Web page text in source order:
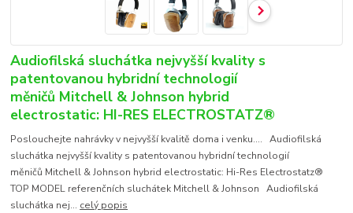
Audiofilská sluchátka nejvyšší kvality s
patentovanou hybridní technologií
měničů Mitchell & Johnson hybrid
electrostatic: HI-RES ELECTROSTATZ®
Poslouchejte nahrávky v nejvyšší kvalitě doma i venku.... Audiofilská
sluchátka nejvyšší kvality s patentovanou hybridní technologií
měničů Mitchell & Johnson hybrid electrostatic: Hi-Res Electrostatz®
TOP MODEL referenčních sluchátek Mitchell & Johnson Audiofilská
sluchátka nej... celý popis